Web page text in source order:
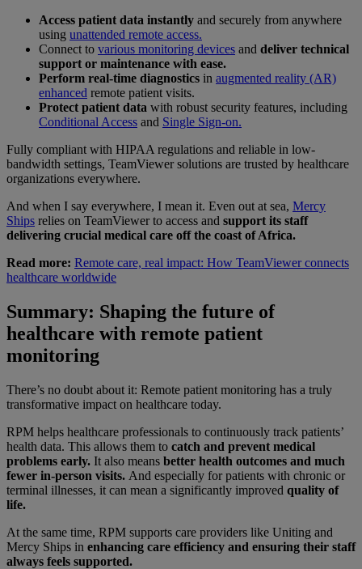
Access patient data instantly and securely from anywhere
using unattended remote access.
Connect to various monitoring devices and deliver technical
support or maintenance with ease.
Perform real-time diagnostics in augmented reality (AR)
enhanced remote patient visits.
Protect patient data with robust security features, including
Conditional Access and Single Sign-on.
Fully compliant with HIPAA regulations and reliable in low-
bandwidth settings, TeamViewer solutions are trusted by healthcare
organizations everywhere.
And when I say everywhere, I mean it. Even out at sea, Mercy
Ships relies on TeamViewer to access and support its staff
delivering crucial medical care off the coast of Africa.
Read more: Remote care, real impact: How TeamViewer connects
healthcare worldwide
Summary: Shaping the future of
healthcare with remote patient
monitoring
There’s no doubt about it: Remote patient monitoring has a truly
transformative impact on healthcare today.
RPM helps healthcare professionals to continuously track patients’
health data. This allows them to catch and prevent medical
problems early. It also means better health outcomes and much
fewer in-person visits. And especially for patients with chronic or
terminal illnesses, it can mean a significantly improved quality of
life.
At the same time, RPM supports care providers like Uniting and
Mercy Ships in enhancing care efficiency and ensuring their staff
always feels supported.